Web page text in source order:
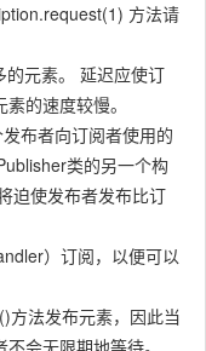
方法请
的元素。 延迟应使订
的速度较慢。
布者向订阅者使用的
类的另一个构
迫使发布者发布比订
）订阅，以便可以
方法发布元素，因此当
会无限期地等待。